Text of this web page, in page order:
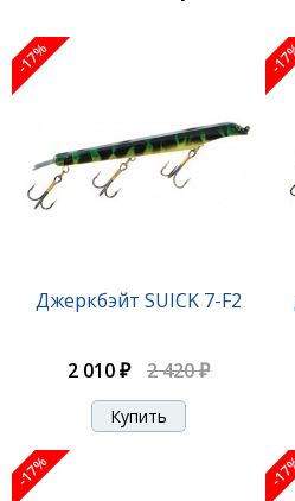
-17%
-17%
-17%
Джеркбэйт SUICK 7-F2
2 010 ₽ 2 420 ₽
-
-17% -